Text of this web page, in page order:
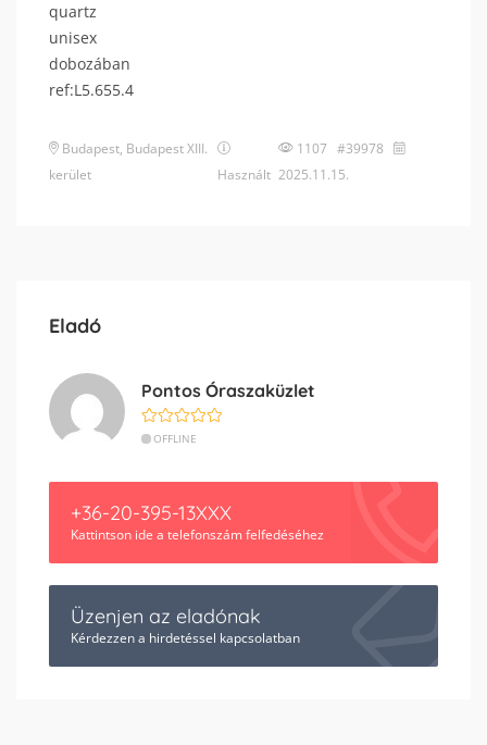
quartz
unisex
dobozában
ref:L5.655.4
Budapest, Budapest XIII.
kerület
Használt
1107 #39978
2025.11.15.
Eladó
Pontos Óraszaküzlet
OFFLINE
+36-20-395-13XXX
Kattintson ide a telefonszám felfedéséhez
Üzenjen az eladónak
Kérdezzen a hirdetéssel kapcsolatban